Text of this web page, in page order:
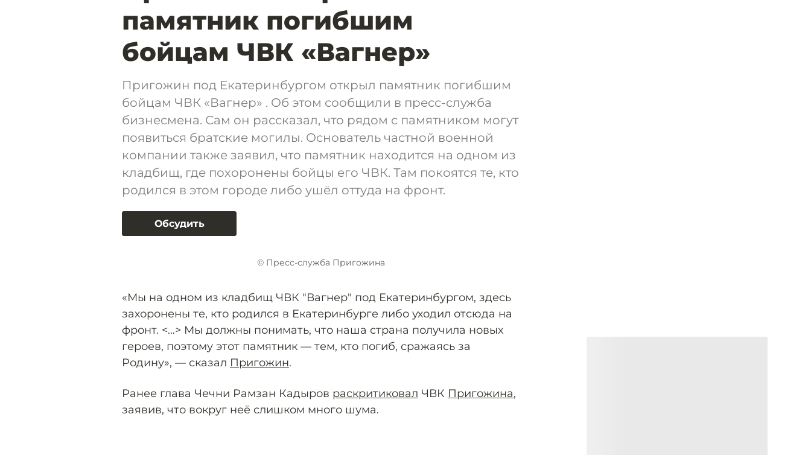
памятник погибшим
бойцам ЧВК «Вагнер»
Пригожин под Екатеринбургом открыл памятник погибшим
бойцам ЧВК «Вагнер» . Об этом сообщили в пресс-служба
бизнесмена. Сам он рассказал, что рядом с памятником могут
появиться братские могилы. Основатель частной военной
компании также заявил, что памятник находится на одном из
кладбищ, где похоронены бойцы его ЧВК. Там покоятся те, кто
родился в этом городе либо ушёл оттуда на фронт.
Обсудить
© Пресс-служба Пригожина
«Мы на одном из кладбищ ЧВК "Вагнер" под Екатеринбургом, здесь
захоронены те, кто родился в Екатеринбурге либо уходил отсюда на
фронт. <…> Мы должны понимать, что наша страна получила новых
героев, поэтому этот памятник — тем, кто погиб, сражаясь за
Родину», — сказал Пригожин.
Ранее глава Чечни Рамзан Кадыров раскритиковал ЧВК Пригожина,
заявив, что вокруг неё слишком много шума.